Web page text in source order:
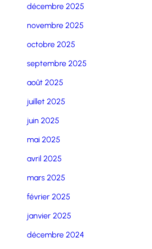
décembre 2025
novembre 2025
octobre 2025
septembre 2025
août 2025
juillet 2025
juin 2025
mai 2025
avril 2025
mars 2025
février 2025
janvier 2025
décembre 2024